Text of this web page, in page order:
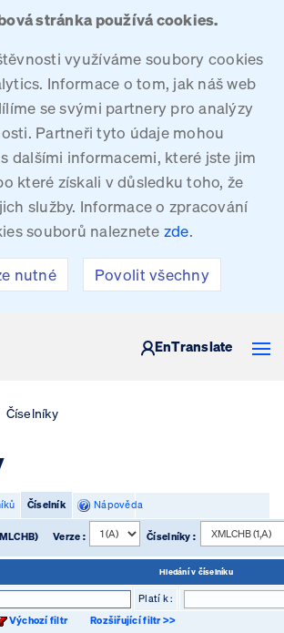
stránka používá cookies.
využíváme soubory cookies
Informace o tom, jak náš web
se svými partnery pro analýzy
Partneři tyto údaje mohou
dalšími informacemi, které jste jim
které získali v důsledku toho, že
služby. Informace o zpracování
souborů naleznete zde.
nutné Povolit všechny
SPRÁVA ČESKÉ REPUBLIKY
EnTranslate
Číselníky
Číselník Nápověda
Verze : Číselníky :
Hledání v číselníku
Platí k :
Výchozí filtr Rozšiřující filtr >>